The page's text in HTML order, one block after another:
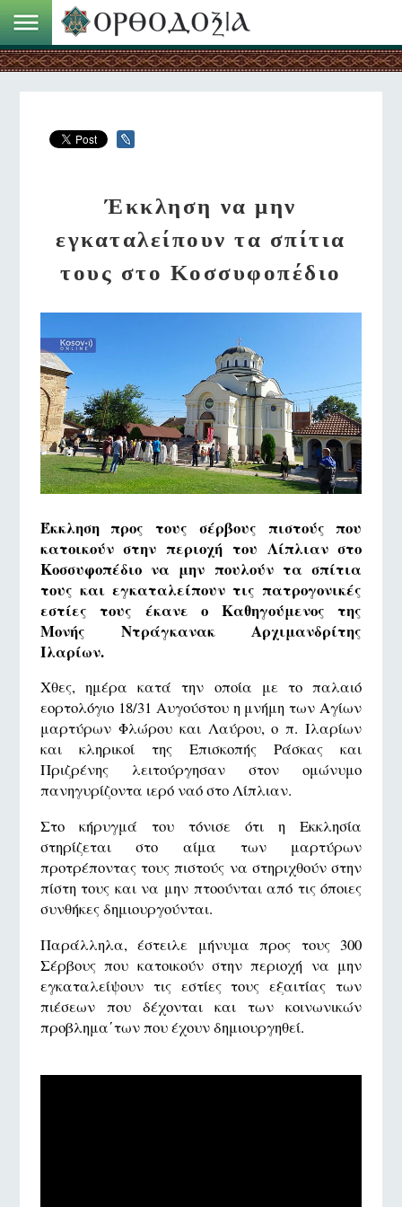
Έκκληση να μην
εγκαταλείπουν τα σπίτια
τους στο Κοσσυφοπέδιο
Έκκληση προς τους σέρβους πιστούς που
κατοικούν στην περιοχή του Λίπλιαν στο
Κοσσυφοπέδιο να μην πουλούν τα σπίτια
τους και εγκαταλείπουν τις πατρογονικές
εστίες τους έκανε ο Καθηγούμενος της
Μονής Ντράγκανακ Αρχιμανδρίτης
Ιλαρίων.
Χθες, ημέρα κατά την οποία με το παλαιό
εορτολόγιο 18/31 Αυγούστου η μνήμη των Αγίων
μαρτύρων Φλώρου και Λαύρου, ο π. Ιλαρίων
και κληρικοί της Επισκοπής Ράσκας και
Πριζρένης λειτούργησαν στον ομώνυμο
πανηγυρίζοντα ιερό ναό στο Λίπλιαν.
Στο κήρυγμά του τόνισε ότι η Εκκλησία
στηρίζεται στο αίμα των μαρτύρων
προτρέποντας τους πιστούς να στηριχθούν στην
πίστη τους και να μην πτοούνται από τις όποιες
συνθήκες δημιουργούνται.
Παράλληλα, έστειλε μήνυμα προς τους 300
Σέρβους που κατοικούν στην περιοχή να μην
εγκαταλείψουν τις εστίες τους εξαιτίας των
πιέσεων που δέχονται και των κοινωνικών
προβλημα΄των που έχουν δημιουργηθεί.